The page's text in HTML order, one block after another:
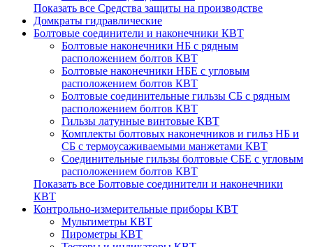
Показать все Средства защиты на производстве
Домкраты гидравлические
Болтовые соединители и наконечники КВТ
Болтовые наконечники НБ с рядным
расположением болтов КВТ
Болтовые наконечники НБЕ с угловым
расположением болтов КВТ
Болтовые соединительные гильзы СБ с рядным
расположением болтов КВТ
Гильзы латунные винтовые КВТ
Комплекты болтовых наконечников и гильз НБ и
СБ с термоусаживаемыми манжетами КВТ
Соединительные гильзы болтовые CБЕ с угловым
расположением болтов КВТ
Показать все Болтовые соединители и наконечники
КВТ
Контрольно-измерительные приборы КВТ
Мультиметры КВТ
Пирометры КВТ